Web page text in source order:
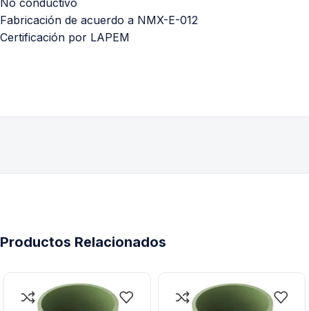
Fabricación de acuerdo a NMX-E-012
Certificación por LAPEM
Productos Relacionados